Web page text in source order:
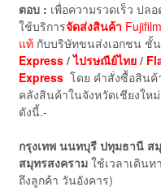
ตอบ : เพื่อความรวดเร็ว ปล
ใช้บริการจัดส่งสินค้า
แท้ กับบริษัทขนส่งเอกชน ชั้
Express/ไปรษณีย์ไทย/
Expressโดย คำสั่งซื้อสินค้
คลังสินค้าในจังหวัดเชียงให
ดังนี้.-
กรุงเทพ นนทบุรี ปทุมธานี ส
สมุทรสงครามใช้เวลาเดินท
ถึงลูกค้า วันอังคาร)